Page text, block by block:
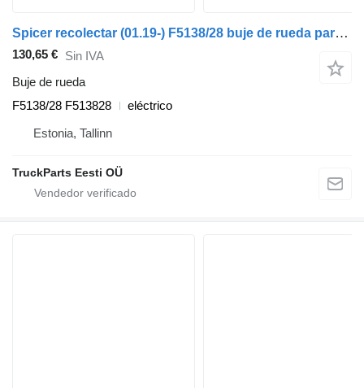
Spicer recolectar (01.19-) F5138/28 buje de rueda para Dennis eCollect Terberg YT Magtec (2019-) cabeza tractora
130,65 € Sin IVA
Buje de rueda
F5138/28 F513828
eléctrico
Estonia, Tallinn
TruckParts Eesti OÜ